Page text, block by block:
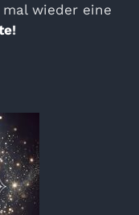
wieder eine
!